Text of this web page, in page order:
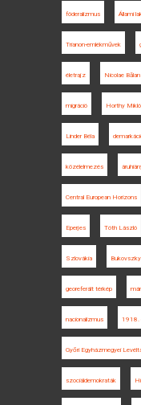
föderalizmus Állami
Trianon-emlékművek
életrajz Nicolae Bălan
migráció Horthy
Linder Béla
közélelmezés
Central European Horizons
Eperjes Tóth László
Szlovákia
georeferált térkép
nacionalizmus 1918.
Győri Egyházmegyei
szociáldemokraták